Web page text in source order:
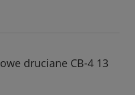
druciane CB-4 13